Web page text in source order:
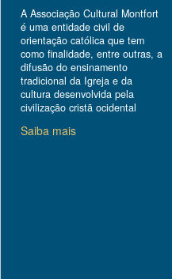
A Associação Cultural Montfort
é uma entidade civil de
orientação católica que tem
como finalidade, entre outras, a
difusão do ensinamento
tradicional da Igreja e da
cultura desenvolvida pela
civilização cristã ocidental
Saiba mais